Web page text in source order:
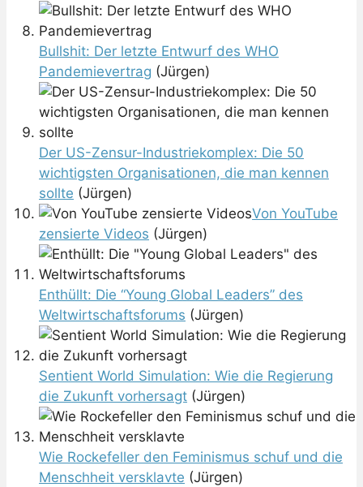
Bullshit: Der letzte Entwurf des WHO
Pandemievertrag (Jürgen)
Der US-Zensur-Industriekomplex: Die 50
wichtigsten Organisationen, die man kennen
sollte (Jürgen)
Von YouTube
zensierte Videos (Jürgen)
Enthüllt: Die “Young Global Leaders” des
Weltwirtschaftsforums (Jürgen)
Sentient World Simulation: Wie die Regierung
die Zukunft vorhersagt (Jürgen)
Wie Rockefeller den Feminismus schuf und die
Menschheit versklavte (Jürgen)